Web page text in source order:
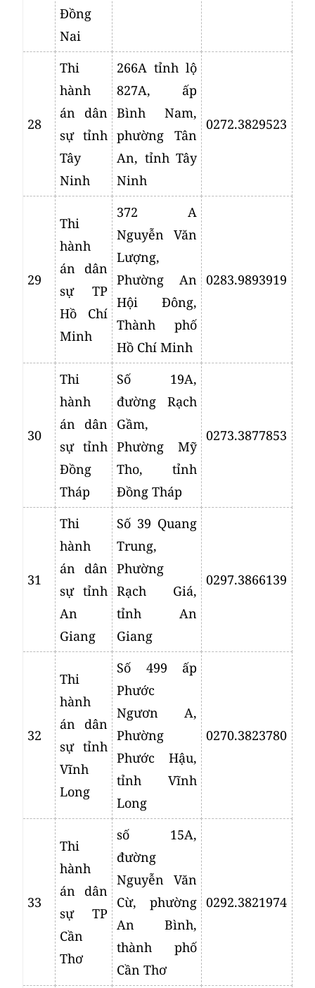
Đồng
Nai
28
Thi
hành
án dân
sự tỉnh
Tây
Ninh
266A tỉnh lộ
827A, ấp
Bình Nam,
phường Tân
An, tỉnh Tây
Ninh
0272.3829523
29
Thi
hành
án dân
sự TP
Hồ Chí
Minh
372 A
Nguyễn Văn
Lượng,
Phường An
Hội Đông,
Thành phố
Hồ Chí Minh
0283.9893919
30
Thi
hành
án dân
sự tỉnh
Đồng
Tháp
Số 19A,
đường Rạch
Gầm,
Phường Mỹ
Tho, tỉnh
Đồng Tháp
0273.3877853
31
Thi
hành
án dân
sự tỉnh
An
Giang
Số 39 Quang
Trung,
Phường
Rạch Giá,
tỉnh An
Giang
0297.3866139
32
Thi
hành
án dân
sự tỉnh
Vĩnh
Long
Số 499 ấp
Phước
Ngươn A,
Phường
Phước Hậu,
tỉnh Vĩnh
Long
0270.3823780
33
Thi
hành
án dân
sự TP
Cần
Thơ
số 15A,
đường
Nguyễn Văn
Cừ, phường
An Bình,
thành phố
Cần Thơ
0292.3821974